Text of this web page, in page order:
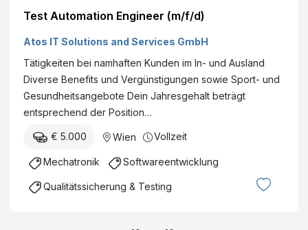
Test Automation Engineer (m/f/d)
Atos IT Solutions and Services GmbH
Tätigkeiten bei namhaften Kunden im In- und Ausland
Diverse Benefits und Vergünstigungen sowie Sport- und
Gesundheitsangebote Dein Jahresgehalt beträgt
entsprechend der Position…
€ 5.000 Wien Vollzeit
Mechatronik Softwareentwicklung
Qualitätssicherung & Testing